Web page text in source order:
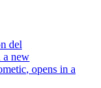
del
a new
, opens in a